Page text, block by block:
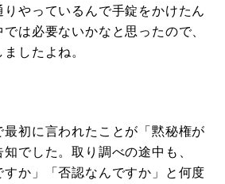
りやっているんで手錠をかけたん
は必要ないかなと思ったので、
したよね。
初に言われたことが「黙秘権が
でした。取り調べの途中も、
すか」「否認なんですか」と何度